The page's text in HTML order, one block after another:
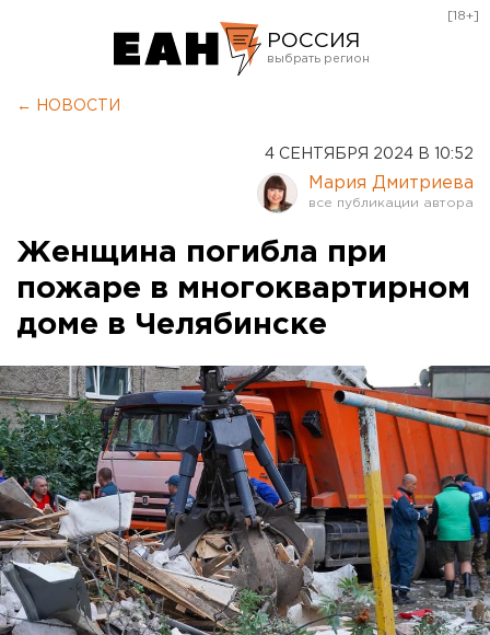
РОССИЯ
Курган
Оренбург
[18+]
← НОВОСТИ
4 СЕНТЯБРЯ 2024 В 10:52
Мария Дмитриева
Женщина погибла при
пожаре в многоквартирном
доме в Челябинске